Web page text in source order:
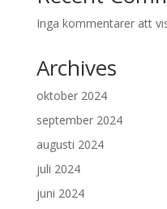
Inga kommentarer att
Archives
oktober 2024
september 2024
augusti 2024
juli 2024
juni 2024